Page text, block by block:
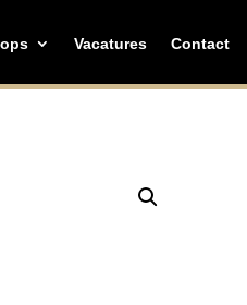
Vacatures Contact